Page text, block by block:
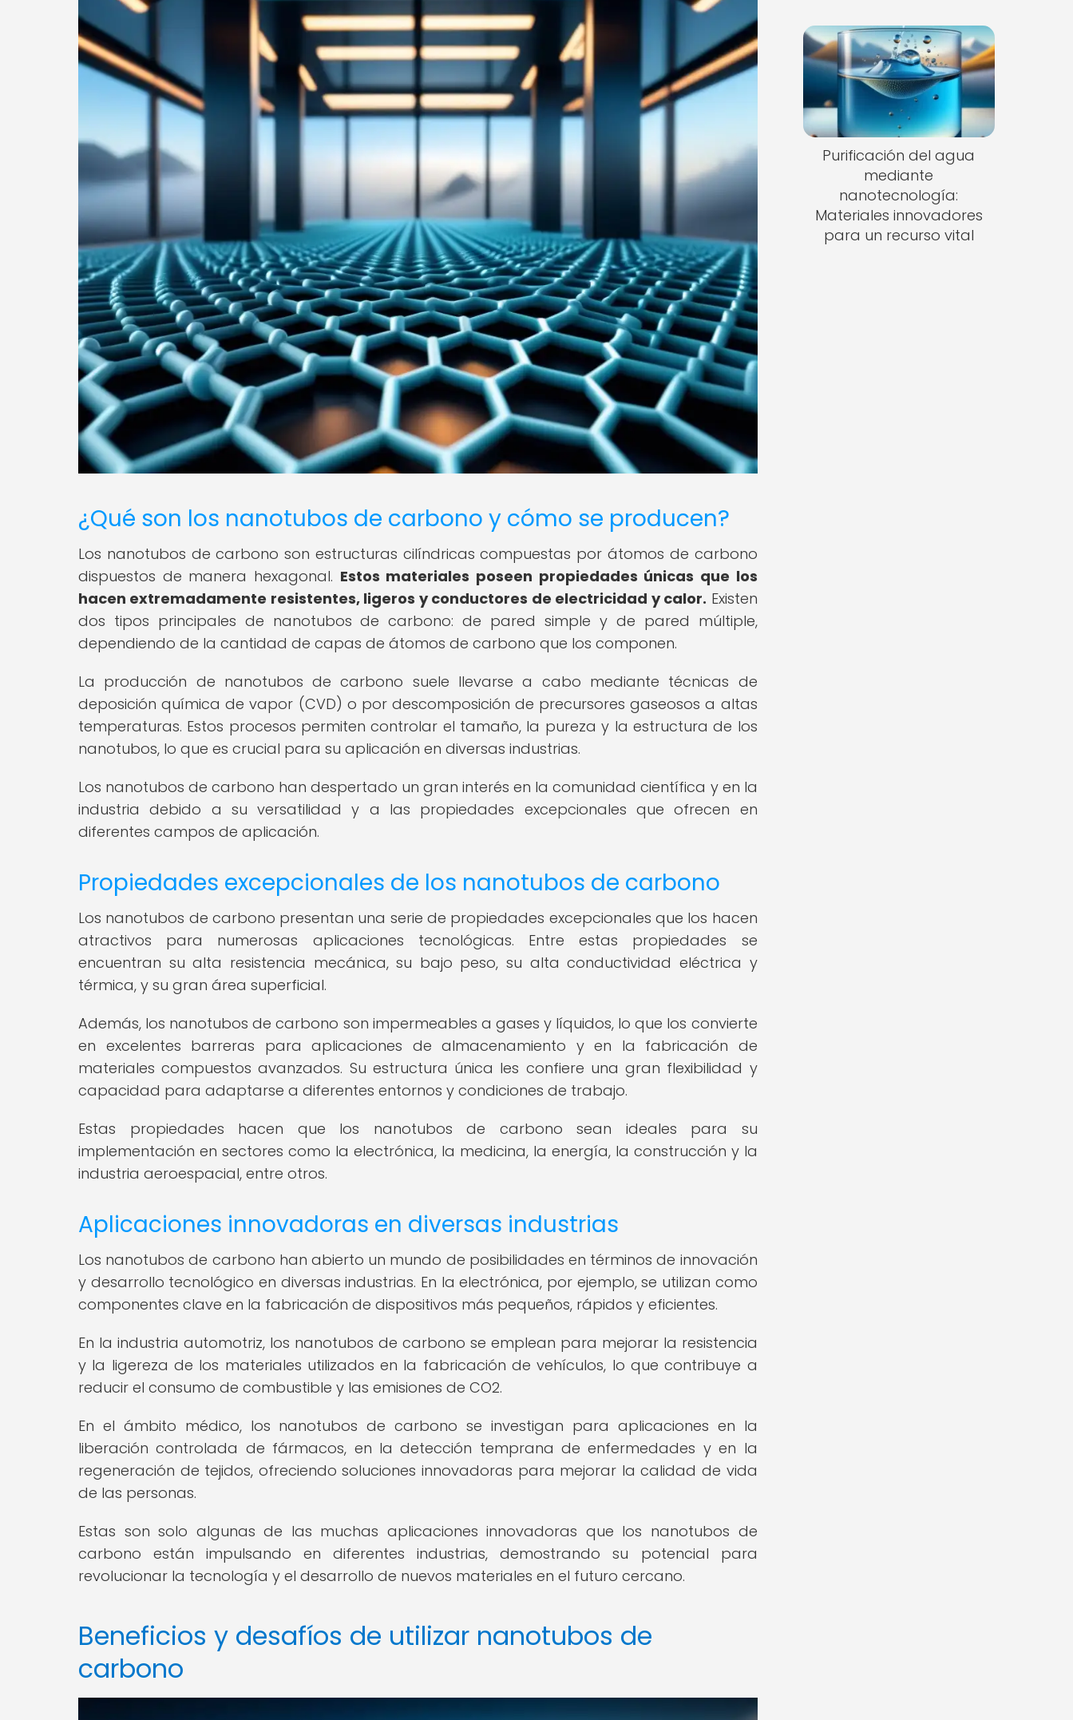
¿Qué son los nanotubos de carbono y cómo se producen?
Los nanotubos de carbono son estructuras cilíndricas compuestas por átomos de carbono
dispuestos de manera hexagonal. Estos materiales poseen propiedades únicas que los
hacen extremadamente resistentes, ligeros y conductores de electricidad y calor. Existen
dos tipos principales de nanotubos de carbono: de pared simple y de pared múltiple,
dependiendo de la cantidad de capas de átomos de carbono que los componen.
La producción de nanotubos de carbono suele llevarse a cabo mediante técnicas de
deposición química de vapor (CVD) o por descomposición de precursores gaseosos a altas
temperaturas. Estos procesos permiten controlar el tamaño, la pureza y la estructura de los
nanotubos, lo que es crucial para su aplicación en diversas industrias.
Los nanotubos de carbono han despertado un gran interés en la comunidad científica y en la
industria debido a su versatilidad y a las propiedades excepcionales que ofrecen en
diferentes campos de aplicación.
Propiedades excepcionales de los nanotubos de carbono
Los nanotubos de carbono presentan una serie de propiedades excepcionales que los hacen
atractivos para numerosas aplicaciones tecnológicas. Entre estas propiedades se
encuentran su alta resistencia mecánica, su bajo peso, su alta conductividad eléctrica y
térmica, y su gran área superficial.
Además, los nanotubos de carbono son impermeables a gases y líquidos, lo que los convierte
en excelentes barreras para aplicaciones de almacenamiento y en la fabricación de
materiales compuestos avanzados. Su estructura única les confiere una gran flexibilidad y
capacidad para adaptarse a diferentes entornos y condiciones de trabajo.
Estas propiedades hacen que los nanotubos de carbono sean ideales para su
implementación en sectores como la electrónica, la medicina, la energía, la construcción y la
industria aeroespacial, entre otros.
Aplicaciones innovadoras en diversas industrias
Los nanotubos de carbono han abierto un mundo de posibilidades en términos de innovación
y desarrollo tecnológico en diversas industrias. En la electrónica, por ejemplo, se utilizan como
componentes clave en la fabricación de dispositivos más pequeños, rápidos y eficientes.
En la industria automotriz, los nanotubos de carbono se emplean para mejorar la resistencia
y la ligereza de los materiales utilizados en la fabricación de vehículos, lo que contribuye a
reducir el consumo de combustible y las emisiones de CO2.
En el ámbito médico, los nanotubos de carbono se investigan para aplicaciones en la
liberación controlada de fármacos, en la detección temprana de enfermedades y en la
regeneración de tejidos, ofreciendo soluciones innovadoras para mejorar la calidad de vida
de las personas.
Estas son solo algunas de las muchas aplicaciones innovadoras que los nanotubos de
carbono están impulsando en diferentes industrias, demostrando su potencial para
revolucionar la tecnología y el desarrollo de nuevos materiales en el futuro cercano.
Beneficios y desafíos de utilizar nanotubos de
carbono
Purificación del agua
mediante
nanotecnología:
Materiales innovadores
para un recurso vital